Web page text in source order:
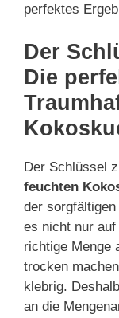
perfektes
Der
Die
Der Schlüssel
feuchten
der
es nicht nur
richtige Menge
trocken
klebrig.
an die